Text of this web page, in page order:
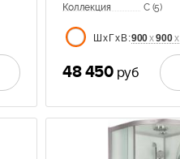
Коллекция
C (5)
ШхГхВ:900х900х
48 450 руб